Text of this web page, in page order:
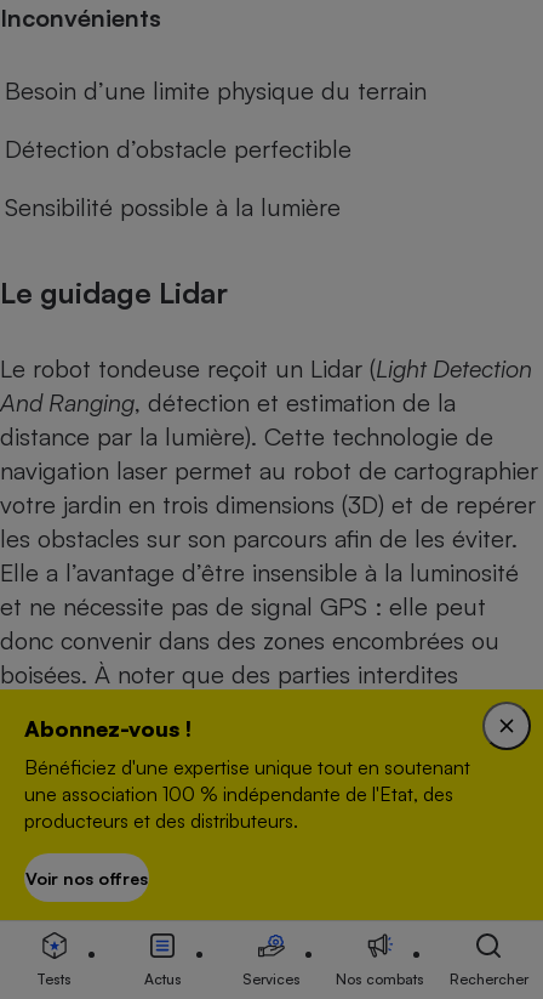
Inconvénients
Besoin d’une limite physique du terrain
Détection d’obstacle perfectible
Sensibilité possible à la lumière
Le guidage Lidar
Le robot tondeuse reçoit un Lidar (Light Detection
And Ranging, détection et estimation de la
distance par la lumière). Cette technologie de
navigation laser permet au robot de cartographier
votre jardin en trois dimensions (3D) et de repérer
les obstacles sur son parcours afin de les éviter.
Elle a l’avantage d’être insensible à la luminosité
et ne nécessite pas de signal GPS : elle peut
donc convenir dans des zones encombrées ou
boisées. À noter que des parties interdites
peuvent être programmées par la suite depuis
l’application du fabricant. Deux petites contraintes
sur ces robots de dernière génération : la
première fois, il faut diriger l’appareil sur le terrain
traiter ; la face avant du robot doit régulièrement
être nettoyée pour ne pas perturber la vision du
Lidar.
Abonnez-vous !
Bénéficiez d'une expertise unique tout en soutenant
une association 100 % indépendante de l'Etat, des
producteurs et des distributeurs.
Voir nos offres
Tests Actus Services Nos combats Rechercher